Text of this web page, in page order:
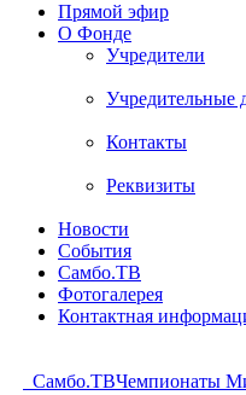
Прямой эфир
О Фонде
Учредители
Учредительные
Контакты
Реквизиты
Новости
События
Самбо.ТВ
Фотогалерея
Контактная
Самбо.ТВЧемпионаты